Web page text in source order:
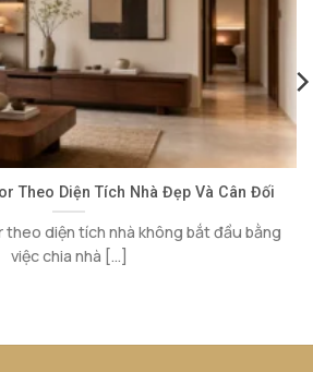
Theo Diện Tích Nhà Đẹp Và Cân Đối
diện tích nhà không bắt đầu bằng
việc chia nhà [...]